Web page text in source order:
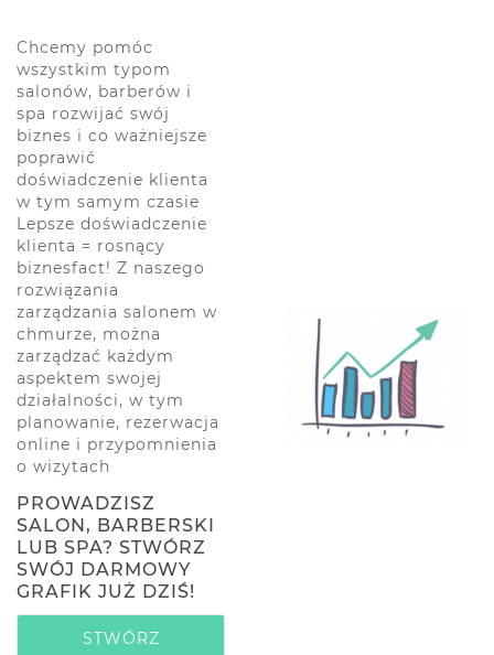
Chcemy pomóc
wszystkim typom
salonów, barberów i
spa rozwijać swój
biznes i co ważniejsze
poprawić
doświadczenie klienta
w tym samym czasie
Lepsze doświadczenie
klienta = rosnący
biznesfact! Z naszego
rozwiązania
zarządzania salonem w
chmurze, można
zarządzać każdym
aspektem swojej
działalności, w tym
planowanie, rezerwacja
online i przypomnienia
o wizytach
PROWADZISZ
SALON, BARBERSKI
LUB SPA? STWÓRZ
SWÓJ DARMOWY
GRAFIK JUŻ DZIŚ!
STWÓRZ